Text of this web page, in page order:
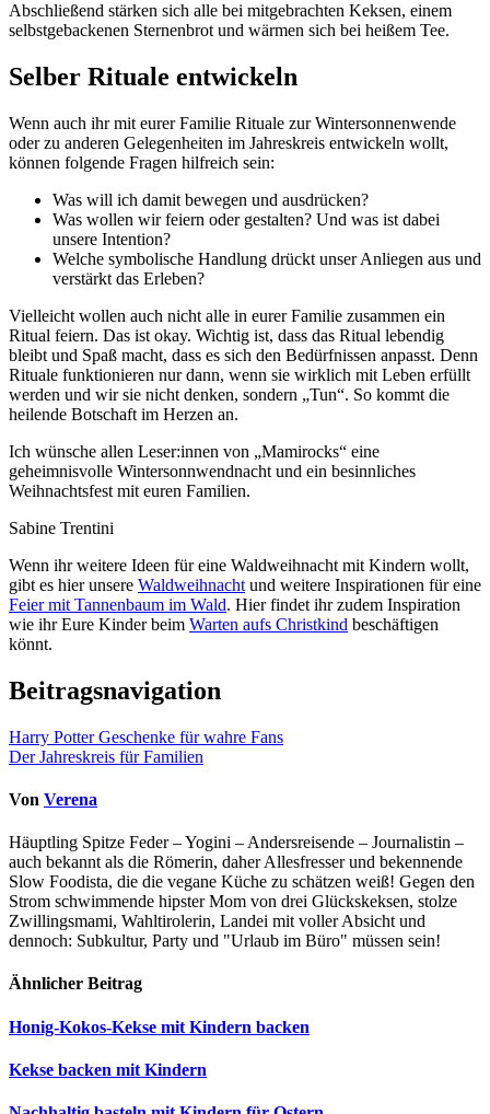
Abschließend stärken sich alle bei mitgebrachten Keksen, einem
selbstgebackenen Sternenbrot und wärmen sich bei heißem Tee.
Selber Rituale entwickeln
Wenn auch ihr mit eurer Familie Rituale zur Wintersonnenwende
oder zu anderen Gelegenheiten im Jahreskreis entwickeln wollt,
können folgende Fragen hilfreich sein:
Was will ich damit bewegen und ausdrücken?
Was wollen wir feiern oder gestalten? Und was ist dabei
unsere Intention?
Welche symbolische Handlung drückt unser Anliegen aus und
verstärkt das Erleben?
Vielleicht wollen auch nicht alle in eurer Familie zusammen ein
Ritual feiern. Das ist okay. Wichtig ist, dass das Ritual lebendig
bleibt und Spaß macht, dass es sich den Bedürfnissen anpasst. Denn
Rituale funktionieren nur dann, wenn sie wirklich mit Leben erfüllt
werden und wir sie nicht denken, sondern „Tun“. So kommt die
heilende Botschaft im Herzen an.
Ich wünsche allen Leser:innen von „Mamirocks“ eine
geheimnisvolle Wintersonnwendnacht und ein besinnliches
Weihnachtsfest mit euren Familien.
Sabine Trentini
Wenn ihr weitere Ideen für eine Waldweihnacht mit Kindern wollt,
gibt es hier unsere Waldweihnacht und weitere Inspirationen für eine
Feier mit Tannenbaum im Wald. Hier findet ihr zudem Inspiration
wie ihr Eure Kinder beim Warten aufs Christkind beschäftigen
könnt.
Beitragsnavigation
Harry Potter Geschenke für wahre Fans
Der Jahreskreis für Familien
Von Verena
Häuptling Spitze Feder – Yogini – Andersreisende – Journalistin –
auch bekannt als die Römerin, daher Allesfresser und bekennende
Slow Foodista, die die vegane Küche zu schätzen weiß! Gegen den
Strom schwimmende hipster Mom von drei Glückskeksen, stolze
Zwillingsmami, Wahltirolerin, Landei mit voller Absicht und
dennoch: Subkultur, Party und "Urlaub im Büro" müssen sein!
Ähnlicher Beitrag
Honig-Kokos-Kekse mit Kindern backen
Kekse backen mit Kindern